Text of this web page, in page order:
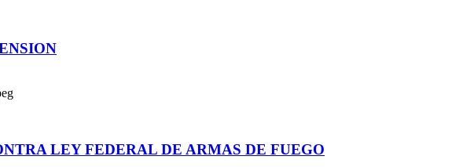
LEY FEDERAL DE ARMAS DE FUEGO